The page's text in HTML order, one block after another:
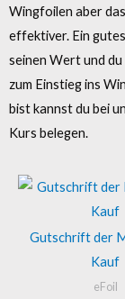
Wingfoilen aber
effektiver. Ein
seinen Wert und
zum Einstieg ins
bist kannst du bei
Kurs belegen.
Gutschrift der
Kauf
eFoil